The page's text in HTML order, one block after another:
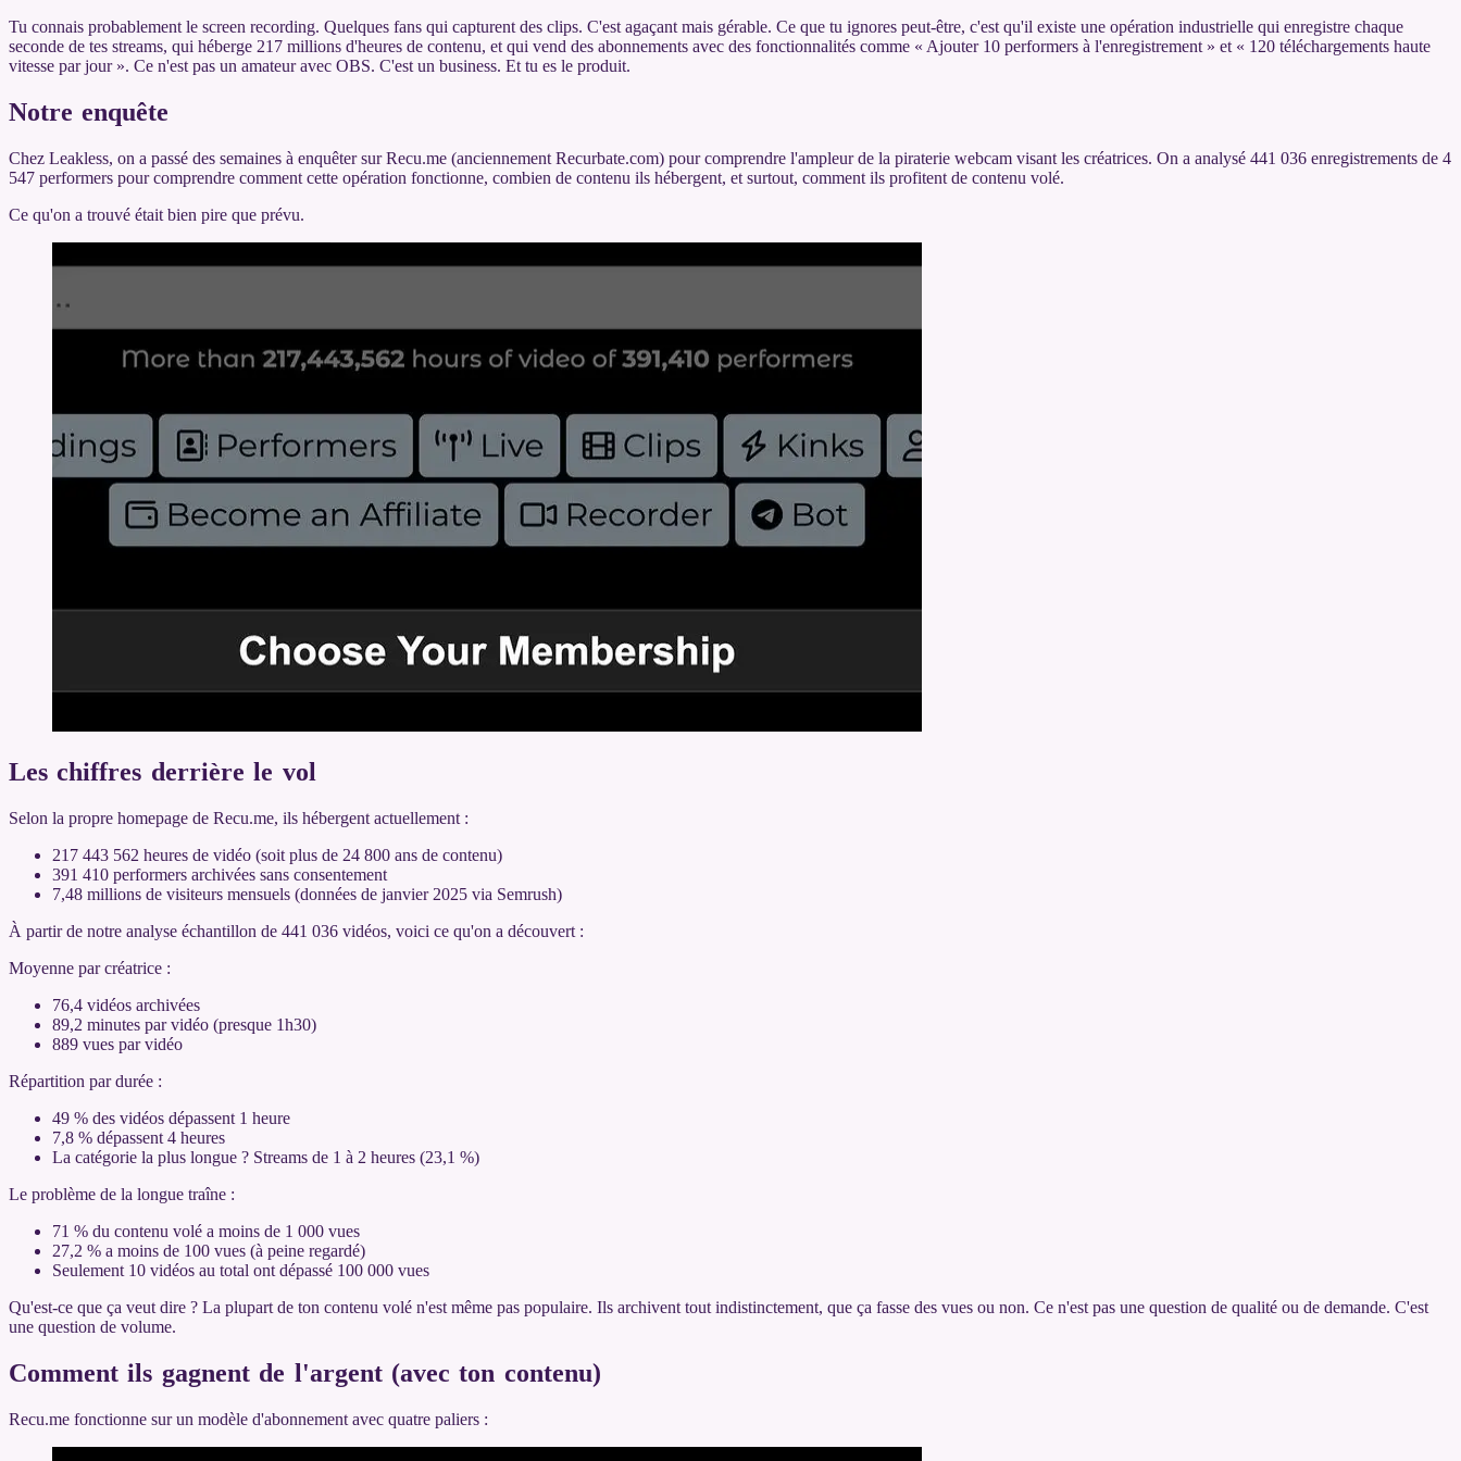
Tu connais probablement le screen recording. Quelques fans qui capturent des clips. C'est agaçant mais gérable. Ce que tu ignores peut-être, c'est qu'il existe une opération industrielle qui enregistre chaque
seconde de tes streams, qui héberge 217 millions d'heures de contenu, et qui vend des abonnements avec des fonctionnalités comme « Ajouter 10 performers à l'enregistrement » et « 120 téléchargements haute
vitesse par jour ». Ce n'est pas un amateur avec OBS. C'est un business. Et tu es le produit.
Notre enquête
Chez Leakless, on a passé des semaines à enquêter sur Recu.me (anciennement Recurbate.com) pour comprendre l'ampleur de la piraterie webcam visant les créatrices. On a analysé 441 036 enregistrements de 4
547 performers pour comprendre comment cette opération fonctionne, combien de contenu ils hébergent, et surtout, comment ils profitent de contenu volé.
Ce qu'on a trouvé était bien pire que prévu.
Les chiffres derrière le vol
Selon la propre homepage de Recu.me, ils hébergent actuellement :
217 443 562 heures de vidéo (soit plus de 24 800 ans de contenu)
391 410 performers archivées sans consentement
7,48 millions de visiteurs mensuels (données de janvier 2025 via Semrush)
À partir de notre analyse échantillon de 441 036 vidéos, voici ce qu'on a découvert :
Moyenne par créatrice :
76,4 vidéos archivées
89,2 minutes par vidéo (presque 1h30)
889 vues par vidéo
Répartition par durée :
49 % des vidéos dépassent 1 heure
7,8 % dépassent 4 heures
La catégorie la plus longue ? Streams de 1 à 2 heures (23,1 %)
Le problème de la longue traîne :
71 % du contenu volé a moins de 1 000 vues
27,2 % a moins de 100 vues (à peine regardé)
Seulement 10 vidéos au total ont dépassé 100 000 vues
Qu'est-ce que ça veut dire ? La plupart de ton contenu volé n'est même pas populaire. Ils archivent tout indistinctement, que ça fasse des vues ou non. Ce n'est pas une question de qualité ou de demande. C'est
une question de volume.
Comment ils gagnent de l'argent (avec ton contenu)
Recu.me fonctionne sur un modèle d'abonnement avec quatre paliers :